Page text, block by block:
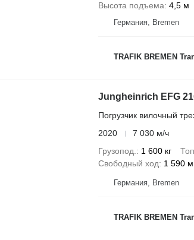
Высота подъема 4,5 м
Германия, Bremen
TRAFIK BREMEN
Jungheinrich EFG
Погрузчик вилочный
2020
7 030 м/ч
Грузопод.
1 600 кг
Свободный ход
1 590
Германия, Bremen
TRAFIK BREMEN